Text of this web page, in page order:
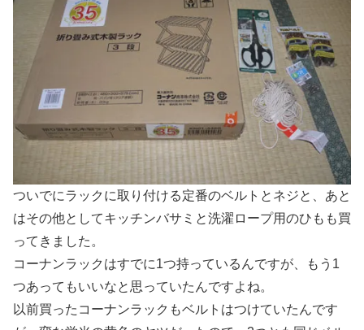
ついでにラックに取り付ける定番のベルトとネジと、あと
はその他としてキッチンバサミと洗濯ロープ用のひもも買
ってきました。
コーナンラックはすでに1つ持っているんですが、もう1
つあってもいいなと思っていたんですよね。
以前買ったコーナンラックもベルトはつけていたんです